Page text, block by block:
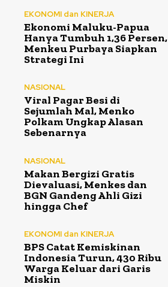
EKONOMI dan KINERJA
Ekonomi Maluku-Papua
Hanya Tumbuh 1,36 Persen,
Menkeu Purbaya Siapkan
Strategi Ini
NASIONAL
Viral Pagar Besi di
Sejumlah Mal, Menko
Polkam Ungkap Alasan
Sebenarnya
NASIONAL
Makan Bergizi Gratis
Dievaluasi, Menkes dan
BGN Gandeng Ahli Gizi
hingga Chef
EKONOMI dan KINERJA
BPS Catat Kemiskinan
Indonesia Turun, 430 Ribu
Warga Keluar dari Garis
Miskin